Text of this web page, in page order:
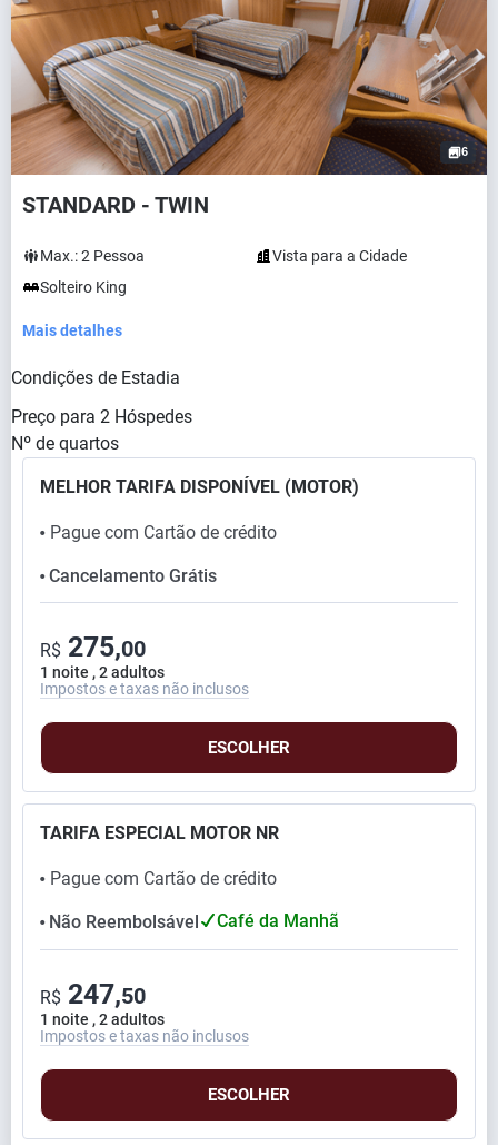
6
STANDARD - TWIN
Max.:2 Pessoa
Vista para a Cidade
Solteiro King
Mais detalhes
Condições de Estadia
Preço para 2 Hóspedes
Nº de quartos
MELHOR TARIFA DISPONÍVEL (MOTOR)
⬤ Pague com Cartão de crédito
⬤ Cancelamento Grátis
1 noite , 2 adultos
R$ 275,00
Impostos e taxas não inclusos
ESCOLHER
TARIFA ESPECIAL MOTOR NR
⬤ Pague com Cartão de crédito
⬤ Não Reembolsável Café da Manhã
1 noite , 2 adultos
R$ 247,50
Impostos e taxas não inclusos
ESCOLHER